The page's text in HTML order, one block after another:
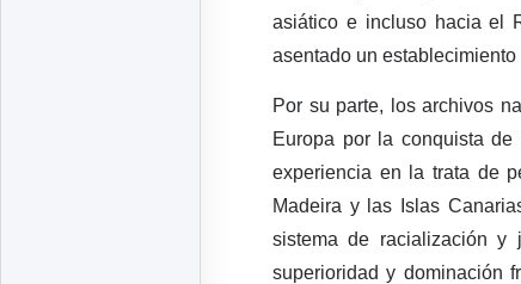
asiático e incluso hacia el
asentado un
Por su parte, los archivos
Europa por la conquista
experiencia en la trata de
Madeira y las Islas
sistema de racialización y
superioridad y dominación